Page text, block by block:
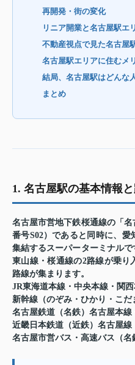
再開発・街の変化
リニア開業と名古屋駅エ
不動産視点で見た名古屋
名古屋駅エリアに住むメ
結局、名古屋駅はどんな
まとめ
1. 名古屋駅の基本情報
名古屋市営地下鉄桜通線の「
番号S02）であると同時に、
集結するスーパーターミナル
東山線・桜通線の2路線が乗り
路線が集まります。
JR東海道本線・中央本線・関
新幹線（のぞみ・ひかり・こだ
名古屋鉄道（名鉄）名古屋本線
近畿日本鉄道（近鉄）名古屋線
名古屋市営バス・高速バス（名